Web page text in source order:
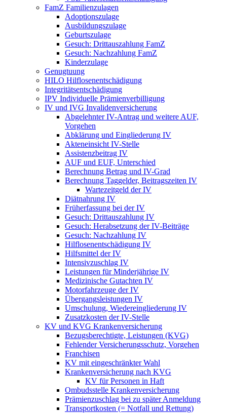
FamZ Familienzulagen
Adoptionszulage
Ausbildungszulage
Geburtszulage
Gesuch: Drittauszahlung FamZ
Gesuch: Nachzahlung FamZ
Kinderzulage
Genugtuung
HILO Hilflosenentschädigung
Integritätsentschädigung
IPV Individuelle Prämienverbilligung
IV und IVG Invalidenversicherung
Abgelehnter IV-Antrag und weitere AUF,
Vorgehen
Abklärung und Eingliederung IV
Akteneinsicht IV-Stelle
Assistenzbeitrag IV
AUF und EUF, Unterschied
Berechnung Betrag und IV-Grad
Berechnung Taggelder, Beitragszeiten IV
Wartezeitgeld der IV
Diätnahrung IV
Früherfassung bei der IV
Gesuch: Drittauszahlung IV
Gesuch: Herabsetzung der IV-Beiträge
Gesuch: Nachzahlung IV
Hilflosenentschädigung IV
Hilfsmittel der IV
Intensivzuschlag IV
Leistungen für Minderjährige IV
Medizinische Gutachten IV
Motorfahrzeuge der IV
Übergangsleistungen IV
Umschulung, Wiedereingliederung IV
Zusatzkosten der IV-Stelle
KV und KVG Krankenversicherung
Bezugsberechtigte, Leistungen (KVG)
Fehlender Versicherungsschutz, Vorgehen
Franchisen
KV mit eingeschränkter Wahl
Krankenversicherung nach KVG
KV für Personen in Haft
Ombudsstelle Krankenversicherung
Prämienzuschlag bei zu später Anmeldung
Transportkosten (= Notfall und Rettung)